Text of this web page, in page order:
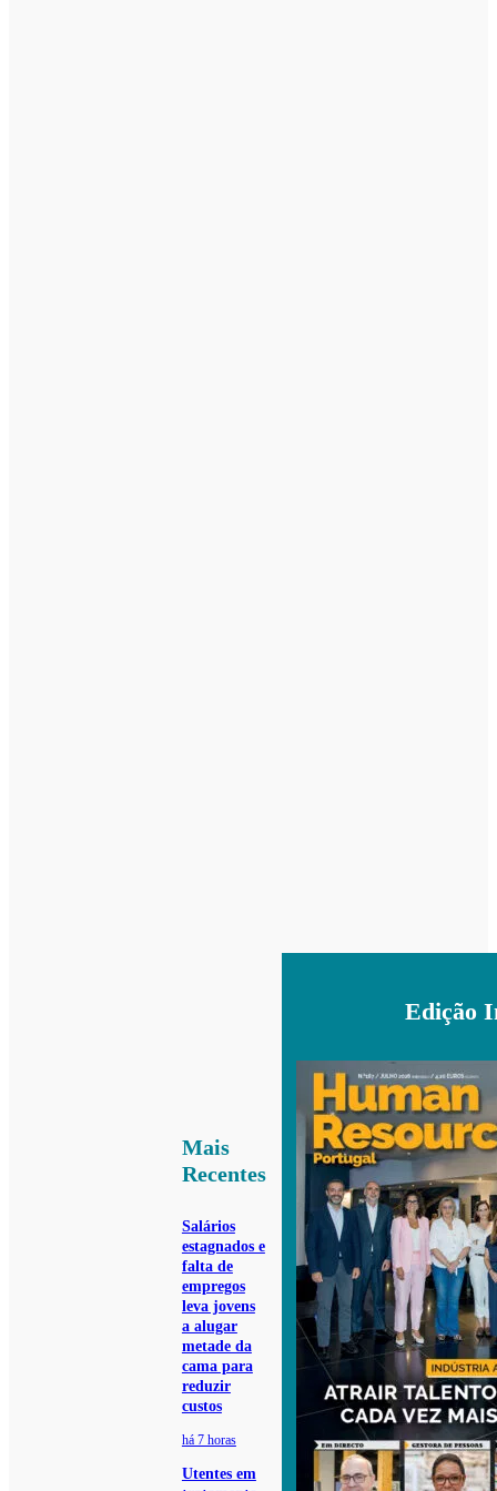
Mais
Recentes
Salários
estagnados e
falta de
empregos
leva jovens
a alugar
metade da
cama para
reduzir
custos
há 7 horas
Utentes em
Edição